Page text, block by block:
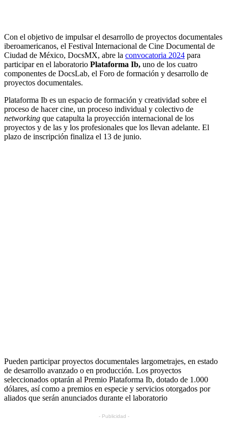
Con el objetivo de impulsar el desarrollo de proyectos documentales
iberoamericanos, el Festival Internacional de Cine Documental de
Ciudad de México, DocsMX, abre la convocatoria 2024 para
participar en el laboratorio Plataforma Ib, uno de los cuatro
componentes de DocsLab, el Foro de formación y desarrollo de
proyectos documentales.
Plataforma Ib es un espacio de formación y creatividad sobre el
proceso de hacer cine, un proceso individual y colectivo de
networking que catapulta la proyección internacional de los
proyectos y de las y los profesionales que los llevan adelante. El
plazo de inscripción finaliza el 13 de junio.
Pueden participar proyectos documentales largometrajes, en estado
de desarrollo avanzado o en producción. Los proyectos
seleccionados optarán al Premio Plataforma Ib, dotado de 1.000
dólares, así como a premios en especie y servicios otorgados por
aliados que serán anunciados durante el laboratorio
- Publicidad -